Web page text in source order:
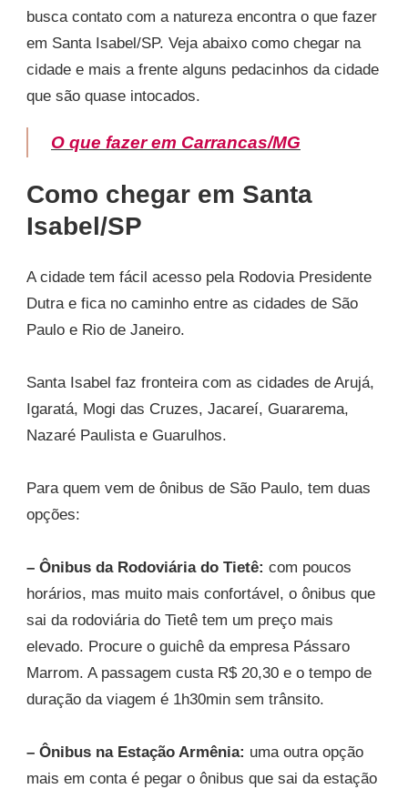
busca contato com a natureza encontra o que fazer
em Santa Isabel/SP. Veja abaixo como chegar na
cidade e mais a frente alguns pedacinhos da cidade
que são quase intocados.
O que fazer em Carrancas/MG
Como chegar em Santa
Isabel/SP
A cidade tem fácil acesso pela Rodovia Presidente
Dutra e fica no caminho entre as cidades de São
Paulo e Rio de Janeiro.
Santa Isabel faz fronteira com as cidades de Arujá,
Igaratá, Mogi das Cruzes, Jacareí, Guararema,
Nazaré Paulista e Guarulhos.
Para quem vem de ônibus de São Paulo, tem duas
opções:
– Ônibus da Rodoviária do Tietê: com poucos
horários, mas muito mais confortável, o ônibus que
sai da rodoviária do Tietê tem um preço mais
elevado. Procure o guichê da empresa Pássaro
Marrom. A passagem custa R$ 20,30 e o tempo de
duração da viagem é 1h30min sem trânsito.
– Ônibus na Estação Armênia: uma outra opção
mais em conta é pegar o ônibus que sai da estação